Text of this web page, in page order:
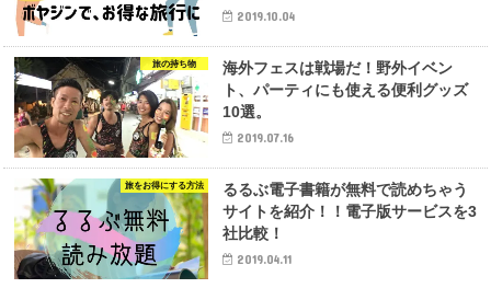
2019.10.04
旅の持ち物
海外フェスは戦場だ！野外イベン
ト、パーティにも使える便利グッズ
10選。
2019.07.16
旅をお得にする方法
るるぶ電子書籍が無料で読めちゃう
サイトを紹介！！電子版サービスを3
社比較！
2019.04.11